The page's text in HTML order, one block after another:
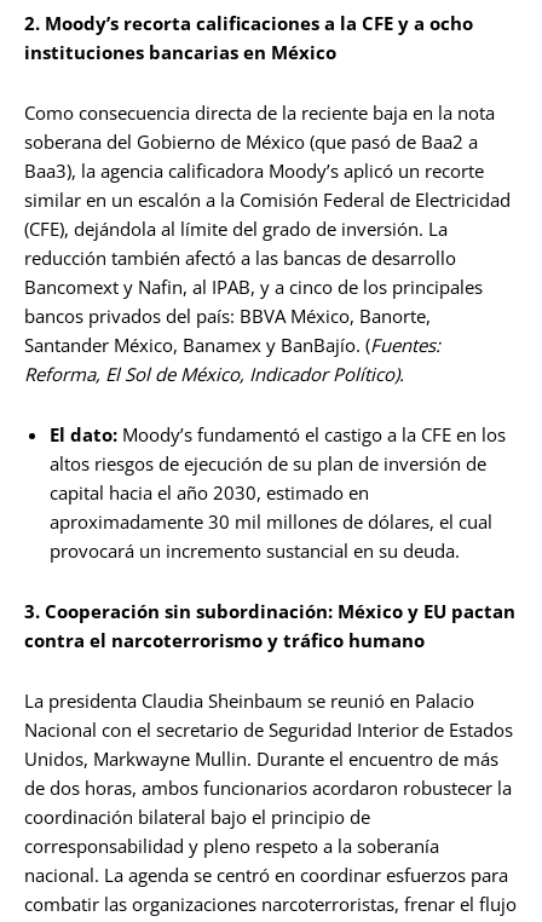
2. Moody’s recorta calificaciones a la CFE y a ocho
instituciones bancarias en México
Como consecuencia directa de la reciente baja en la nota
soberana del Gobierno de México (que pasó de Baa2 a
Baa3), la agencia calificadora Moody’s aplicó un recorte
similar en un escalón a la Comisión Federal de Electricidad
(CFE), dejándola al límite del grado de inversión. La
reducción también afectó a las bancas de desarrollo
Bancomext y Nafin, al IPAB, y a cinco de los principales
bancos privados del país: BBVA México, Banorte,
Santander México, Banamex y BanBajío. (Fuentes:
Reforma, El Sol de México, Indicador Político).
El dato: Moody’s fundamentó el castigo a la CFE en los
altos riesgos de ejecución de su plan de inversión de
capital hacia el año 2030, estimado en
aproximadamente 30 mil millones de dólares, el cual
provocará un incremento sustancial en su deuda.
3. Cooperación sin subordinación: México y EU pactan
contra el narcoterrorismo y tráfico humano
La presidenta Claudia Sheinbaum se reunió en Palacio
Nacional con el secretario de Seguridad Interior de Estados
Unidos, Markwayne Mullin. Durante el encuentro de más
de dos horas, ambos funcionarios acordaron robustecer la
coordinación bilateral bajo el principio de
corresponsabilidad y pleno respeto a la soberanía
nacional. La agenda se centró en coordinar esfuerzos para
combatir las organizaciones narcoterroristas, frenar el flujo